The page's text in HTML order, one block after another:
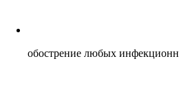
обострение любых